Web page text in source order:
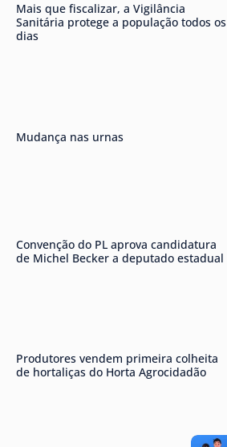
Mais que fiscalizar, a Vigilância
Sanitária protege a população todos os
dias
Mudança nas urnas
Convenção do PL aprova candidatura
de Michel Becker a deputado estadual
Produtores vendem primeira colheita
de hortaliças do Horta Agrocidadão